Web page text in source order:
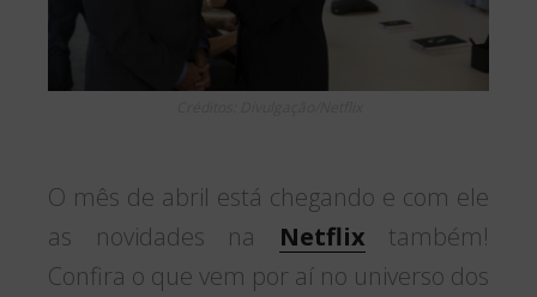
O mês de abril está chegando e com ele
as novidades na Netflix também!
Confira o que vem por aí no universo dos